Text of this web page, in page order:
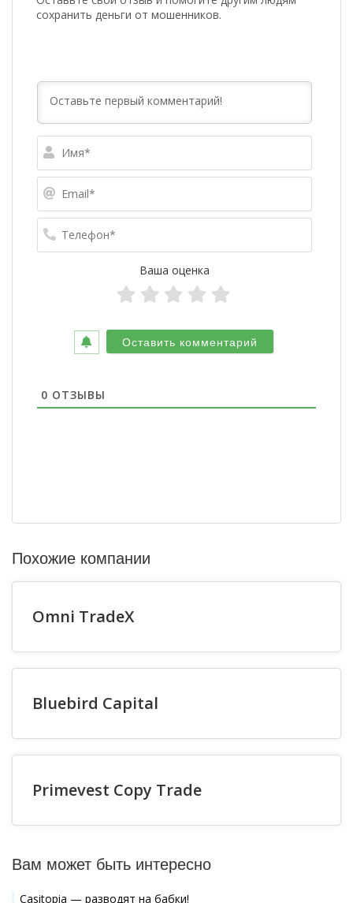
сохранить деньги от мошенников.
Ваша оценка
0 ОТЗЫВЫ
Похожие компании
Omni TradeX
Bluebird Capital
Primevest Copy Trade
Вам может быть интересно
Casitopia — разводят на бабки!